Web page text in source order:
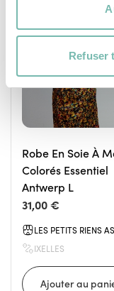
Refuser
FEMME
Robe En Soie À
Colorés Essentiel
Antwerp L
31,00 €
LES PETITS RIENS
IXELLES